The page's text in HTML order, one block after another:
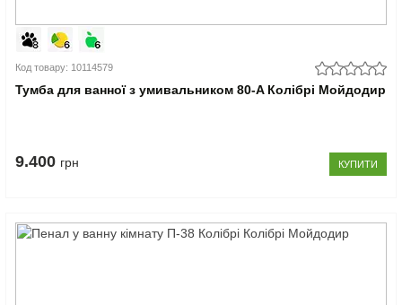
Код товару: 10114579
Тумба для ванної з умивальником 80-A Колібрі Мойдодир
9.400 грн КУПИТИ